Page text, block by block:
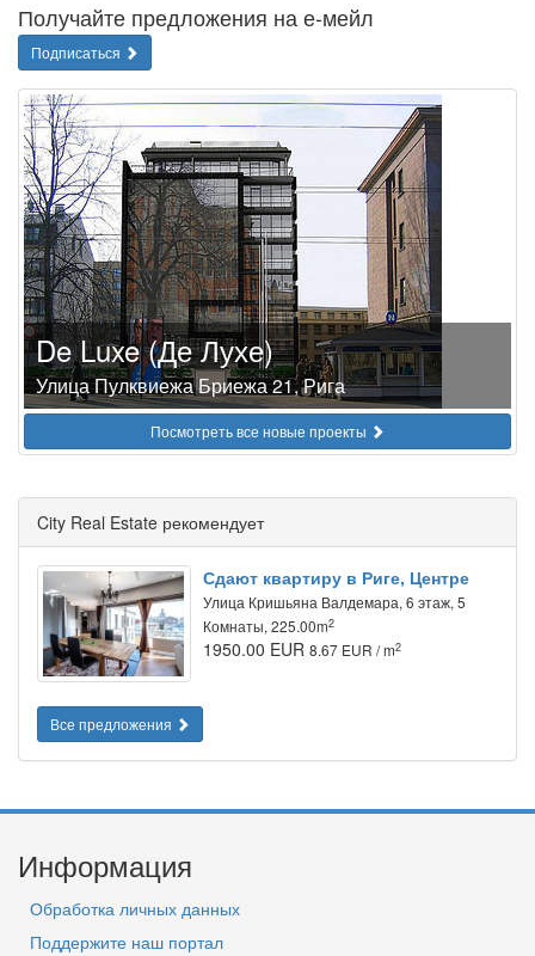
Получайте предложения на е-мейл
Подписаться
De Luxe (Де Лухе)
Улица Пулквиежа Бриежа 21, Рига
Посмотреть все новые проекты
City Real Estate рекомендует
Сдают квартиру в Риге, Центре
Улица Кришьяна Валдемара, 6 этаж, 5
Комнаты, 225.00m2
1950.00 EUR 8.67 EUR / m2
Все предложения
Информация
Обработка личных данных
Поддержите наш портал